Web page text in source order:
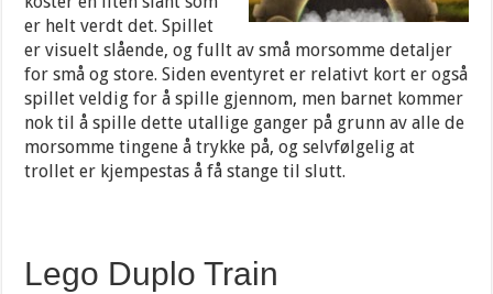
er helt verdt det. Spillet
er visuelt slående, og fullt av små morsomme detaljer
for små og store. Siden eventyret er relativt kort er også
spillet veldig for å spille gjennom, men barnet kommer
nok til å spille dette utallige ganger på grunn av alle de
morsomme tingene å trykke på, og selvfølgelig at
trollet er kjempestas å få stange til slutt.
Lego Duplo Train